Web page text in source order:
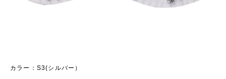
カラー：S3(シルバー）